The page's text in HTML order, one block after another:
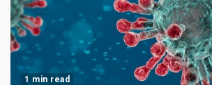
1 min read